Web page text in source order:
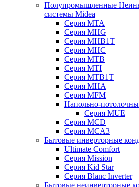
Полупромышленные
системы Midea
Серия MTA
Серия MHG
Серия MHB1T
Серия MHC
Серия MTB
Серия MTI
Серия MTB1T
Серия MHA
Серия MFM
Напольно-
Серия MUE
Серия MCD
Серия MCA3
Бытовые инверторные
Ultimate Comfort
Серия Mission
Серия Kid Star
Серия Blanc Inverter
Бытовые неинверторные